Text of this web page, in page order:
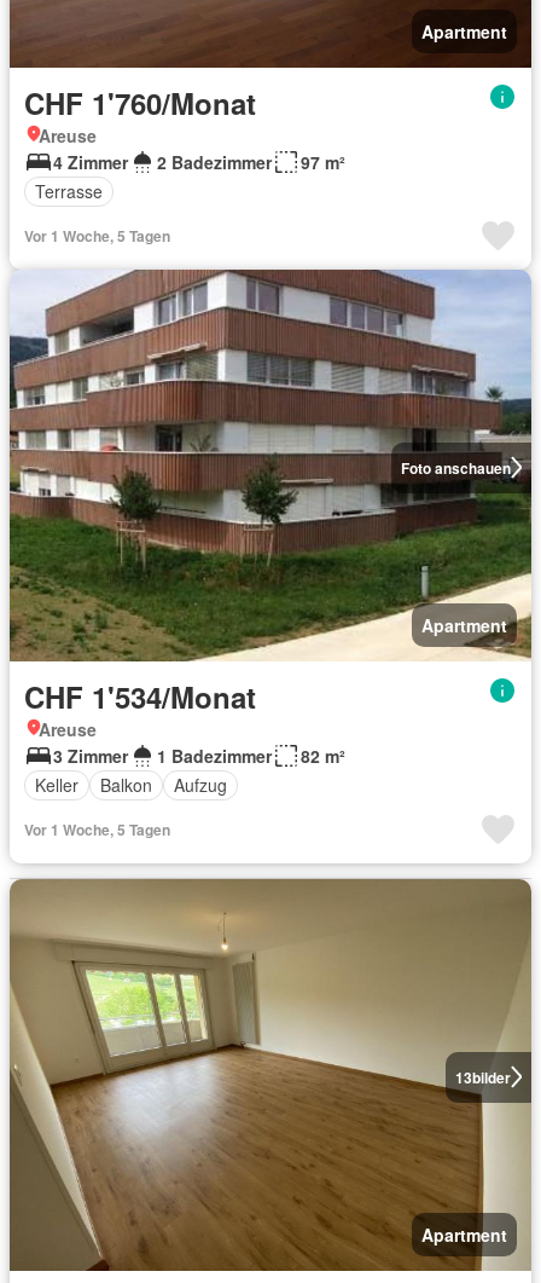
Apartment
CHF 1'760/Monat
Areuse
4 Zimmer
2 Badezimmer
97 m²
Terrasse
Vor 1 Woche, 5 Tagen
Foto anschauen
Apartment
CHF 1'534/Monat
Areuse
3 Zimmer
1 Badezimmer
82 m²
Keller
Balkon Aufzug
Vor 1 Woche, 5 Tagen
13bilder
Apartment